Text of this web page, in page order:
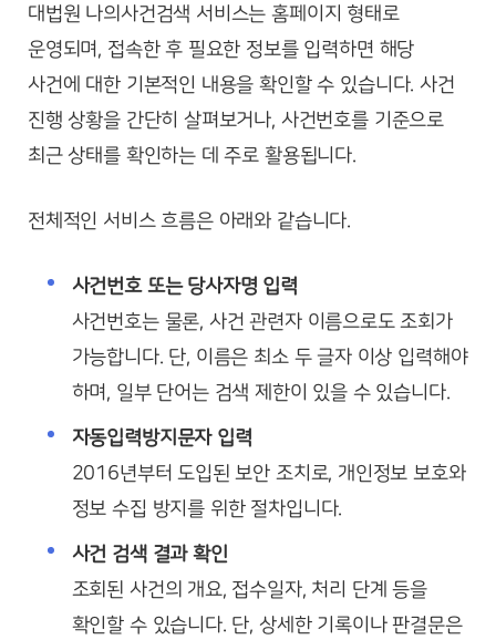
대법원 나의사건검색 서비스는 홈페이지 형태로
운영되며, 접속한 후 필요한 정보를 입력하면 해당
사건에 대한 기본적인 내용을 확인할 수 있습니다. 사건
진행 상황을 간단히 살펴보거나, 사건번호를 기준으로
최근 상태를 확인하는 데 주로 활용됩니다.
전체적인 서비스 흐름은 아래와 같습니다.
사건번호 또는 당사자명 입력
사건번호는 물론, 사건 관련자 이름으로도 조회가
가능합니다. 단, 이름은 최소 두 글자 이상 입력해야
하며, 일부 단어는 검색 제한이 있을 수 있습니다.
자동입력방지문자 입력
2016년부터 도입된 보안 조치로, 개인정보 보호와
정보 수집 방지를 위한 절차입니다.
사건 검색 결과 확인
조회된 사건의 개요, 접수일자, 처리 단계 등을
확인할 수 있습니다. 단, 상세한 기록이나 판결문은